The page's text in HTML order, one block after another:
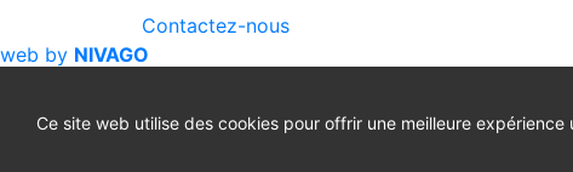
Contactez-nous
web by NIVAGO
Sufinancirano sredstvima Europske unije iz
Ce site web utilise des cookies pour offrir une meilleure